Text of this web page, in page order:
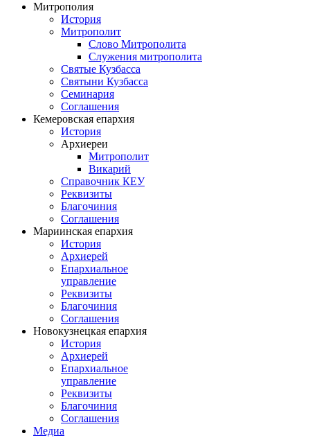
Митрополия
История
Митрополит
Слово Митрополита
Служения митрополита
Святые Кузбасса
Святыни Кузбасса
Семинария
Соглашения
Кемеровская епархия
История
Архиереи
Митрополит
Викарий
Справочник КЕУ
Реквизиты
Благочиния
Соглашения
Мариинская епархия
История
Архиерей
Епархиальное
управление
Реквизиты
Благочиния
Соглашения
Новокузнецкая епархия
История
Архиерей
Епархиальное
управление
Реквизиты
Благочиния
Соглашения
Медиа